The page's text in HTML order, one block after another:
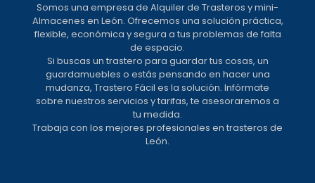
Somos una empresa de Alquiler de Trasteros y mini-
Almacenes en León. Ofrecemos una solución práctica,
flexible, económica y segura a tus problemas de falta
de espacio.
Si buscas un trastero para guardar tus cosas, un
guardamuebles o estás pensando en hacer una
mudanza, Trastero Fácil es la solución. Infórmate
sobre nuestros servicios y tarifas, te asesoraremos a
tu medida.
Trabaja con los mejores profesionales en trasteros de
León.